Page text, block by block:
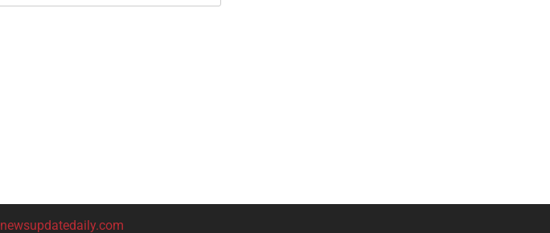
newsupdatedaily.com